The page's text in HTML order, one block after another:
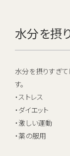
水分を摂
水分を摂りすぎ
す。
・ストレス
・ダイエット
・激しい運動
・薬の服用